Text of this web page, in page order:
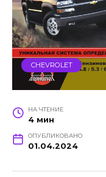
CHEVROLET
НА ЧТЕНИЕ
4 мин
ОПУБЛИКОВАНО
01.04.2024